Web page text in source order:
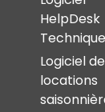
HelpDesk
Technique
Logiciel de
locations